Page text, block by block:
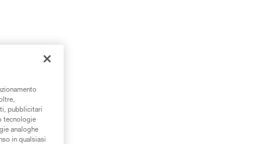
pubblicitari
tecnologie
analoghe
in qualsiasi